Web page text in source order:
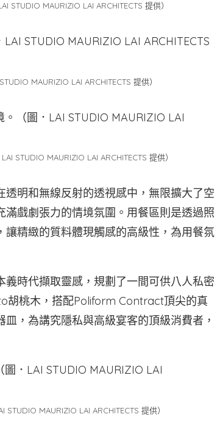
STUDIO MAURIZIO LAI ARCHITECTS 提供）
MAURIZIO LAI ARCHITECTS 提供）
STUDIO MAURIZIO LAI ARCHITECTS 提供）
明和無線反射的透視感中，無限擴大了空
戲劇張力的情境氛圍。用餐區則是透過照
精緻的質料體現觸感的高級性，為用餐氛
時代擷取靈感，規劃了一間可供八人私密
胡桃木，搭配Poliform Contract頂尖的真
，為講究隱私與高級宴客的頂級消費者，
MAURIZIO LAI ARCHITECTS 提供）